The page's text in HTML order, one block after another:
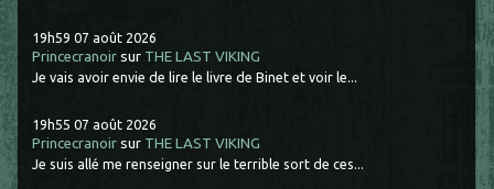
19h59 07 août 2026
Princecranoir sur THE LAST VIKING
Je vais avoir envie de lire le livre de Binet et voir le...
19h55 07 août 2026
Princecranoir sur THE LAST VIKING
Je suis allé me renseigner sur le terrible sort de ces...